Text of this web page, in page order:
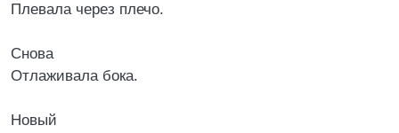
Плевала через плечо.
Снова
Отлаживала бока.
Новый